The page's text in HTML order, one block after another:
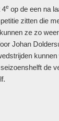
4e op de een na
zitten die
ze zo
Johan
de